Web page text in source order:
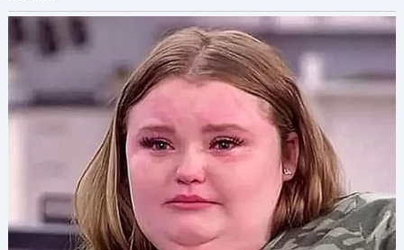
косметику, в мои крема — и просто выкинула
всё, как мусор! — крикнула Наталья.
Я наклонила голову:
— Я не выкинула.
Наталья моргнула:
— Я всё упаковала, — сказала я, медленно
вставая. — Аккуратно. И спрятала в безопасное